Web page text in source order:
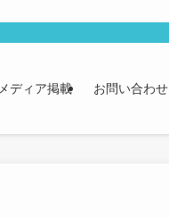
ディア掲載 お問い合わせ